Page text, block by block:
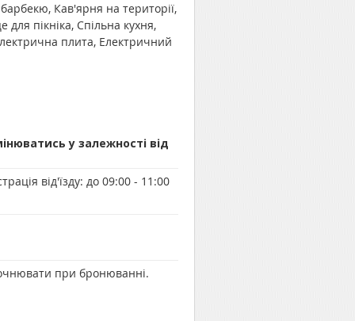
Кав'ярня на території,
пікніка, Спільна кухня,
плита, Електричний
у залежності від
від'їзду: до 09:00 - 11:00
при бронюванні.